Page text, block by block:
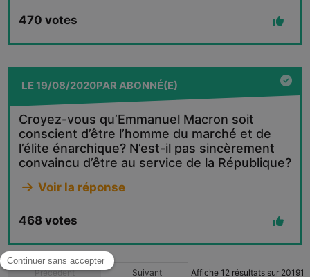
470 votes
LE19/08/2020PARABONNÉ(E)
Croyez-vous qu’Emmanuel Macron soit
conscient d’être l’homme du marché et de
l’élite énarchique? N’est-il pas sincèrement
convaincu d’être au service de la République?
Voir la réponse
468 votes
Précédent Suivant Affiche 12 résultats sur 20191